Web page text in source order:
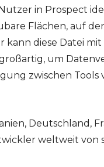
in Prospect
Flächen, auf
diese Datei mit
um
zwischen Tools
Deutschland,
weltweit von